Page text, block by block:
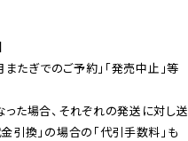
またぎでのご予約」「発売中止」等
た場合、それぞれの発送に対し送
引換」の場合の「代引手数料」も